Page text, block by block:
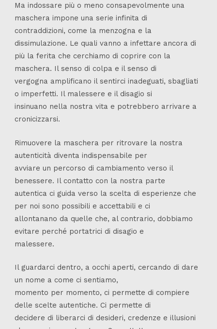
Ma indossare più o meno consapevolmente una
maschera impone una serie infinita di
contraddizioni, come la menzogna e la
dissimulazione. Le quali vanno a infettare ancora di
più la ferita che cerchiamo di coprire con la
maschera. Il senso di colpa e il senso di
vergogna amplificano il sentirci inadeguati, sbagliati
o imperfetti. Il malessere e il disagio si
insinuano nella nostra vita e potrebbero arrivare a
cronicizzarsi.
Rimuovere la maschera per ritrovare la nostra
autenticità diventa indispensabile per
avviare un percorso di cambiamento verso il
benessere. Il contatto con la nostra parte
autentica ci guida verso la scelta di esperienze che
per noi sono possibili e accettabili e ci
allontanano da quelle che, al contrario, dobbiamo
evitare perché portatrici di disagio e
malessere.
Il guardarci dentro, a occhi aperti, cercando di dare
un nome a come ci sentiamo,
momento per momento, ci permette di compiere
delle scelte autentiche. Ci permette di
decidere di liberarci di desideri, credenze e illusioni